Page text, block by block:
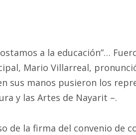
a la educación”…
Mario Villarreal,
sus manos pusieron los
y las Artes de Nayarit –.
de la firma del convenio de